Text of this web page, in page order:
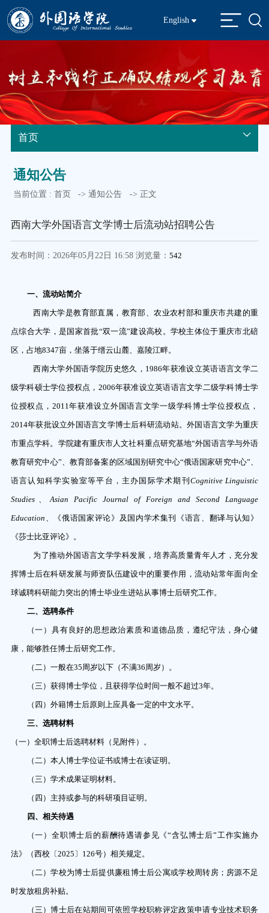
English
首页
通知公告
当前位置 :首页 ->通知公告 -> 正文
西南大学外国语言文学博士后流动站招聘公告
发布时间：2026年05月22日 16:58 浏览量： 542
一、流动站简介
西南大学是教育部直属，教育部、农业农村部和重庆市共建的重
点综合大学，是国家首批“双一流”建设高校。学校主体位于重庆市北碚
区，占地8347亩，坐落于缙云山麓、嘉陵江畔。
西南大学外国语学院历史悠久， 1986年获准设立英语语言文学二
级学科硕士学位授权点， 2006年获准设立英语语言文学二级学科博士学
位授权点， 2011年获准设立外国语言文学一级学科博士学位授权点，
2014年获批设立外国语言文学博士后科研流动站。外国语言文学为重庆
市重点学科。学院建有重庆市人文社科重点研究基地“外国语言学与外语
教育研究中心”、教育部备案的区域国别研究中心“俄语国家研究中心”、
语言认知科学实验室等平台，主办国际学术期刊 Cognitive Linguistic
Studies、Asian Pacific Journal of Foreign and Second Language
Education 、《俄语国家评论》及国内学术集刊《语言、翻译与认知》
《莎士比亚评论》。
为了推动外国语言文学学科发展，培养高质量青年人才，充分发
挥博士后在科研发展与师资队伍建设中的重要作用，流动站常年面向全
球诚聘科研能力突出的博士毕业生进站从事博士后研究工作。
二、选聘条件
（一）具有良好的思想政治素质和道德品质，遵纪守法，身心健
康，能够胜任博士后研究工作。
（二）一般在35周岁以下（不满36周岁）。
（三）获得博士学位，且获得学位时间一般不超过3年。
（四）外籍博士后原则上应具备一定的中文水平。
三、选聘材料
（一）全职博士后选聘材料（见附件）。
（二）本人博士学位证书或博士在读证明。
（三）学术成果证明材料。
（四）主持或参与的科研项目证明。
四、相关待遇
（一）全职博士后的薪酬待遇请参见《“含弘博士后”工作实施办
法》（西校〔2025 〕 126号）相关规定。
（二）学校为博士后提供廉租博士后公寓或学校周转房；房源不足
时发放租房补贴。
（三）博士后在站期间可依照学校职称评定政策申请专业技术职务